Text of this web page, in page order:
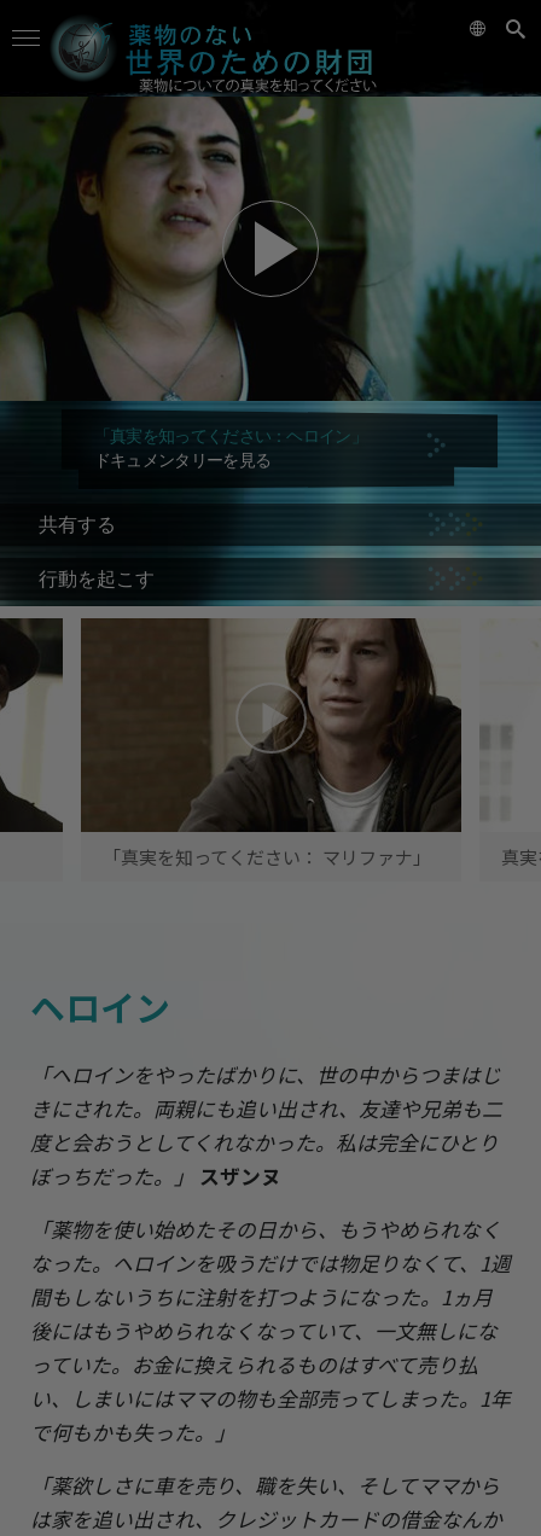
「真実を知ってください：ヘロイン」
ドキュメンタリーを見る
共有する
行動を起こす
「真実を知ってください： マリファナ」 真
ヘロイン
「ヘロインをやったばかりに、世の中からつまはじ
きにされた。両親にも追い出され、友達や兄弟も二
度と会おうとしてくれなかった。私は完全にひとり
ぼっちだった。」 スザンヌ
「薬物を使い始めたその日から、もうやめられなく
なった。ヘロインを吸うだけでは物足りなくて、1週
間もしないうちに注射を打つようになった。1ヵ月
後にはもうやめられなくなっていて、一文無しにな
っていた。お金に換えられるものはすべて売り払
い、しまいにはママの物も全部売ってしまった。1年
で何もかも失った。」
「薬欲しさに車を売り、職を失い、そしてママから
は家を追い出され、クレジットカードの借金なんか